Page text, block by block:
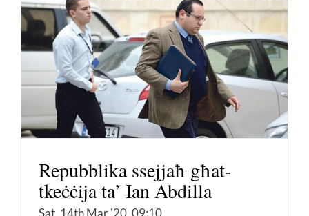
Repubblika ssejjaħ għat-
tkeċċija ta’ Ian Abdilla